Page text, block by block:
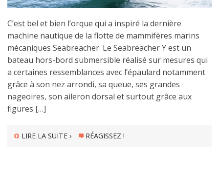
C’est bel et bien l’orque qui a inspiré la dernière
machine nautique de la flotte de mammifères marins
mécaniques Seabreacher. Le Seabreacher Y est un
bateau hors-bord submersible réalisé sur mesures qui
a certaines ressemblances avec l’épaulard notamment
grâce à son nez arrondi, sa queue, ses grandes
nageoires, son aileron dorsal et surtout grâce aux
figures […]
LIRE LA SUITE › RÉAGISSEZ !